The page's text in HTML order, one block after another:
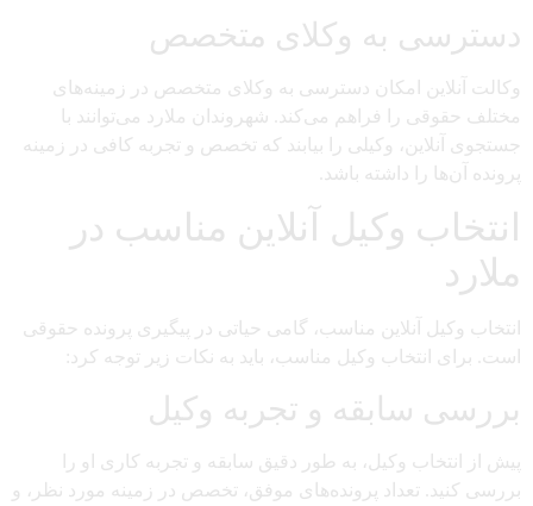
دسترسی به وکلای متخصص
وکالت آنلاین امکان دسترسی به وکلای متخصص در زمینه‌های
مختلف حقوقی را فراهم می‌کند. شهروندان ملارد می‌توانند با
جستجوی آنلاین، وکیلی را بیابند که تخصص و تجربه کافی در زمینه
پرونده آن‌ها را داشته باشد.
انتخاب وکیل آنلاین مناسب در
ملارد
انتخاب وکیل آنلاین مناسب، گامی حیاتی در پیگیری پرونده حقوقی
است. برای انتخاب وکیل مناسب، باید به نکات زیر توجه کرد:
بررسی سابقه و تجربه وکیل
پیش از انتخاب وکیل، به طور دقیق سابقه و تجربه کاری او را
بررسی کنید. تعداد پرونده‌های موفق، تخصص در زمینه مورد نظر، و